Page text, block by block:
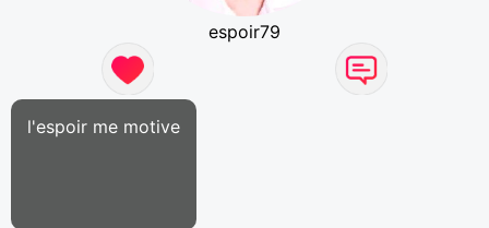
espoir79
l'espoir me motive